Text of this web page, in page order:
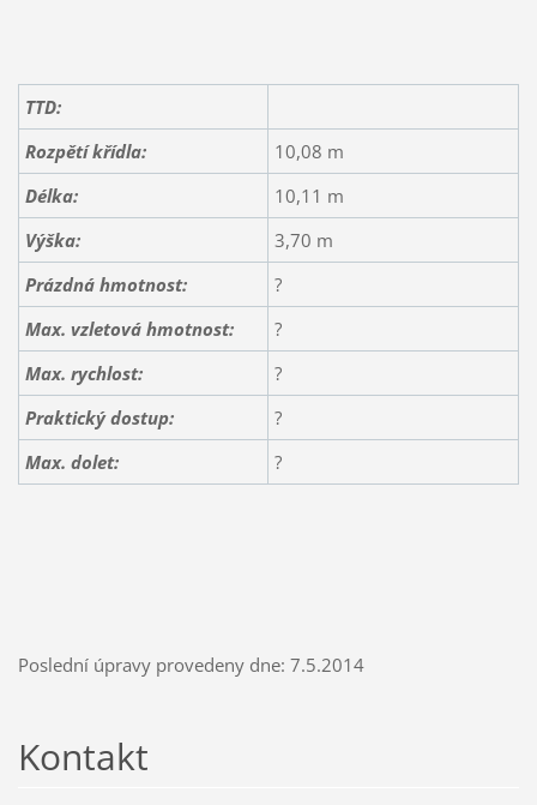
TTD:
Rozpětí křídla:
10,08 m
Délka:
10,11 m
Výška:
3,70 m
Prázdná hmotnost:
?
Max. vzletová hmotnost:
?
Max. rychlost:
?
Praktický dostup:
?
Max. dolet:
?
Poslední úpravy provedeny dne: 7.5.2014
Kontakt